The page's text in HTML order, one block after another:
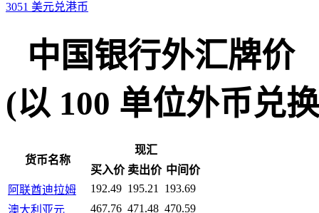
3051 美元兑港币
中国银行外汇牌价
(以 100 单位外币兑
货币名称
现汇
买入价 卖出价 中间价
阿联酋迪拉姆
192.49 195.21
193.69
澳大利亚元
467.76 471.48 470.59